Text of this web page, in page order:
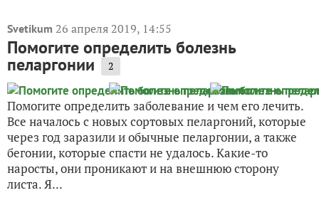
Svetikum 26 апреля 2019, 14:55
Помогите определить болезнь
пеларгонии 2
Помогите определить заболевание и чем его лечить.
Все началось с новых сортовых пеларгоний, которые
через год заразили и обычные пеларгонии, а также
бегонии, которые спасти не удалось. Какие-то
наросты, они проникают и на внешнюю сторону
листа. Я...